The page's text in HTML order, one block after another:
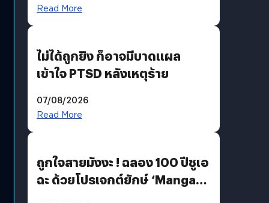
Read More
ไม่ได้ถูกยิง ก็อาจมีบาดแผล
เข้าใจ PTSD หลังเหตุร้าย
07/08/2026
Read More
ถูกใจสายมังงะ ! ฉลอง 100 ปีชูเอ
ฉะ ด้วยโปรเจกต์ยักษ์ ‘Manga